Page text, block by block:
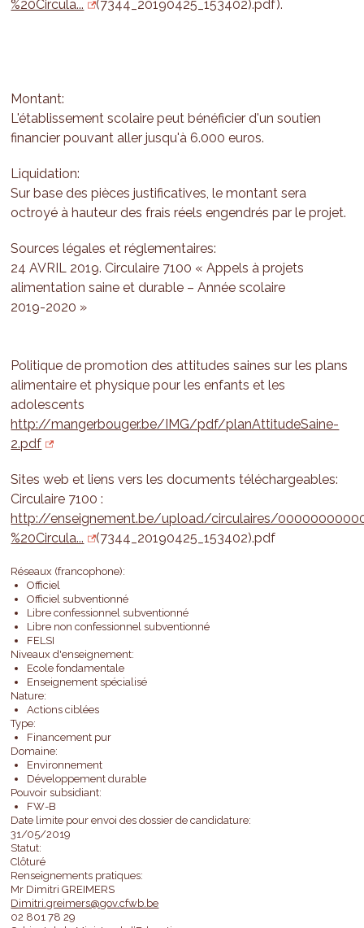
%20Circula...
(7344_20190425_153402).pdf).
Montant:
L'établissement scolaire peut bénéficier d'un soutien
financier pouvant aller jusqu'à 6.000 euros.
Liquidation:
Sur base des pièces justificatives, le montant sera
octroyé à hauteur des frais réels engendrés par le projet.
Sources légales et réglementaires:
24 AVRIL 2019. Circulaire 7100 « Appels à projets
alimentation saine et durable – Année scolaire
2019-2020 »
Politique de promotion des attitudes saines sur les plans
alimentaire et physique pour les enfants et les
adolescents
http://mangerbouger.be/IMG/pdf/planAttitudeSaine-
2.pdf
Sites web et liens vers les documents téléchargeables:
Circulaire 7100 :
http://enseignement.be/upload/circulaires/
%20Circula...
(7344_20190425_153402).pdf
Réseaux (francophone):
Officiel
Officiel subventionné
Libre confessionnel subventionné
Libre non confessionnel subventionné
FELSI
Niveaux d'enseignement:
Ecole fondamentale
Enseignement spécialisé
Nature:
Actions ciblées
Type:
Financement pur
Domaine:
Environnement
Développement durable
Pouvoir subsidiant:
FW-B
Date limite pour envoi des dossier de candidature:
31/05/2019
Statut:
Clôturé
Renseignements pratiques:
Mr Dimitri GREIMERS
Dimitri.greimers@gov.cfwb.be
02 801 78 29